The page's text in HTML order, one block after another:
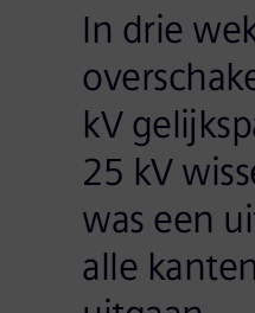
In drie
kV
25 kV
was een
alle